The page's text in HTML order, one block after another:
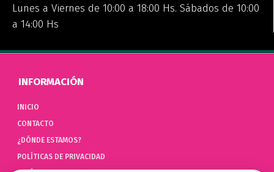
Lunes a Viernes de 10:00 a 18:00 Hs. Sábados de 10:00
a 14:00 Hs
INFORMACIÓN
INICIO
CONTACTO
¿DÓNDE ESTAMOS?
POLÍTICAS DE PRIVACIDAD